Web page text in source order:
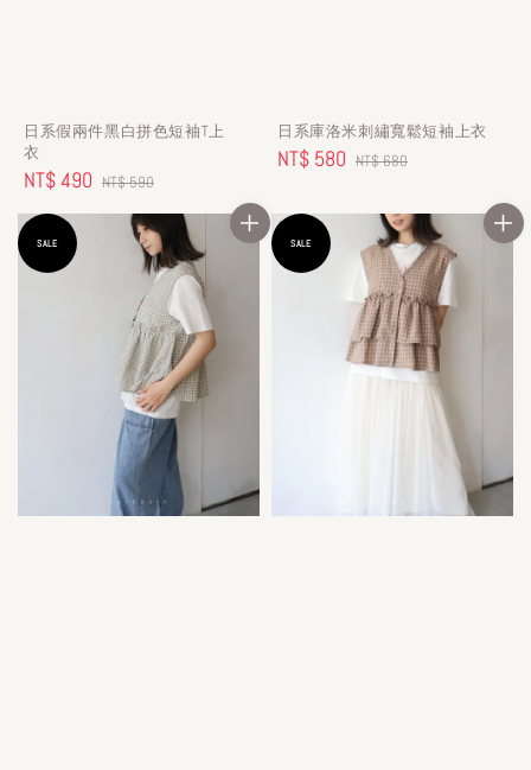
日系假兩件黑白拼色短袖T上
衣
Sale
price
NT$ 490 Regular
price
NT$ 590
日系庫洛米刺繡寬鬆短袖上衣
Sale
NT$ 580 Regular
NT$ 680
SALE SALE